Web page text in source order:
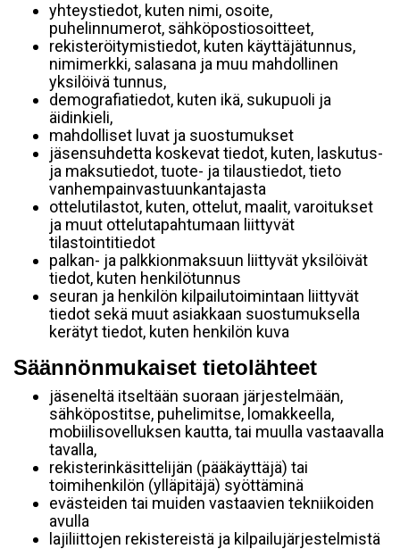
yhteystiedot, kuten nimi, osoite,
puhelinnumerot, sähköpostiosoitteet,
rekisteröitymistiedot, kuten käyttäjätunnus,
nimimerkki, salasana ja muu mahdollinen
yksilöivä tunnus,
demografiatiedot, kuten ikä, sukupuoli ja
äidinkieli,
mahdolliset luvat ja suostumukset
jäsensuhdetta koskevat tiedot, kuten, laskutus-
ja maksutiedot, tuote- ja tilaustiedot, tieto
vanhempainvastuunkantajasta
ottelutilastot, kuten, ottelut, maalit, varoitukset
ja muut ottelutapahtumaan liittyvät
tilastointitiedot
palkan- ja palkkionmaksuun liittyvät yksilöivät
tiedot, kuten henkilötunnus
seuran ja henkilön kilpailutoimintaan liittyvät
tiedot sekä muut asiakkaan suostumuksella
kerätyt tiedot, kuten henkilön kuva
Säännönmukaiset tietolähteet
jäseneltä itseltään suoraan järjestelmään,
sähköpostitse, puhelimitse, lomakkeella,
mobiilisovelluksen kautta, tai muulla vastaavalla
tavalla,
rekisterinkäsittelijän (pääkäyttäjä) tai
toimihenkilön (ylläpitäjä) syöttäminä
evästeiden tai muiden vastaavien tekniikoiden
avulla
lajiliittojen rekistereistä ja kilpailujärjestelmistä